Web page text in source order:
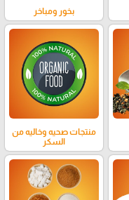
بخور ومباخر
منتجات صحيه وخاليه من
السكر